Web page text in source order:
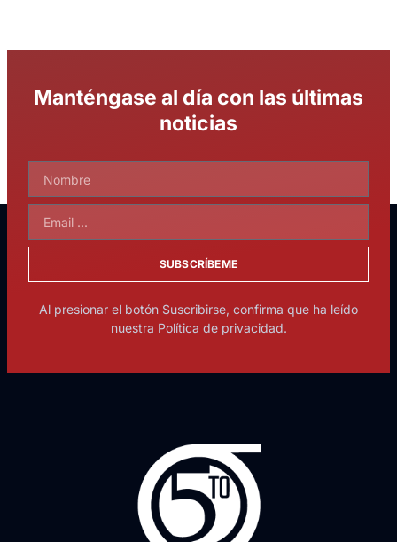
Manténgase al día con las últimas
noticias
SUBSCRÍBEME
Al presionar el botón Suscribirse, confirma que ha leído
nuestra Política de privacidad.